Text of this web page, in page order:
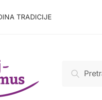
TRADICIJE
Pretraži